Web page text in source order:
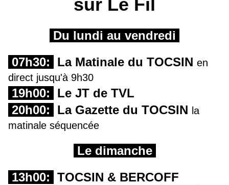
sur Le Fil
Du lundi au vendredi
07h30:
La Matinale du TOCSIN en
direct jusqu'à 9h30
19h00:
Le JT de TVL
20h00:
La Gazette du TOCSIN la
matinale séquencée
Le dimanche
13h00: TOCSIN & BERCOFF